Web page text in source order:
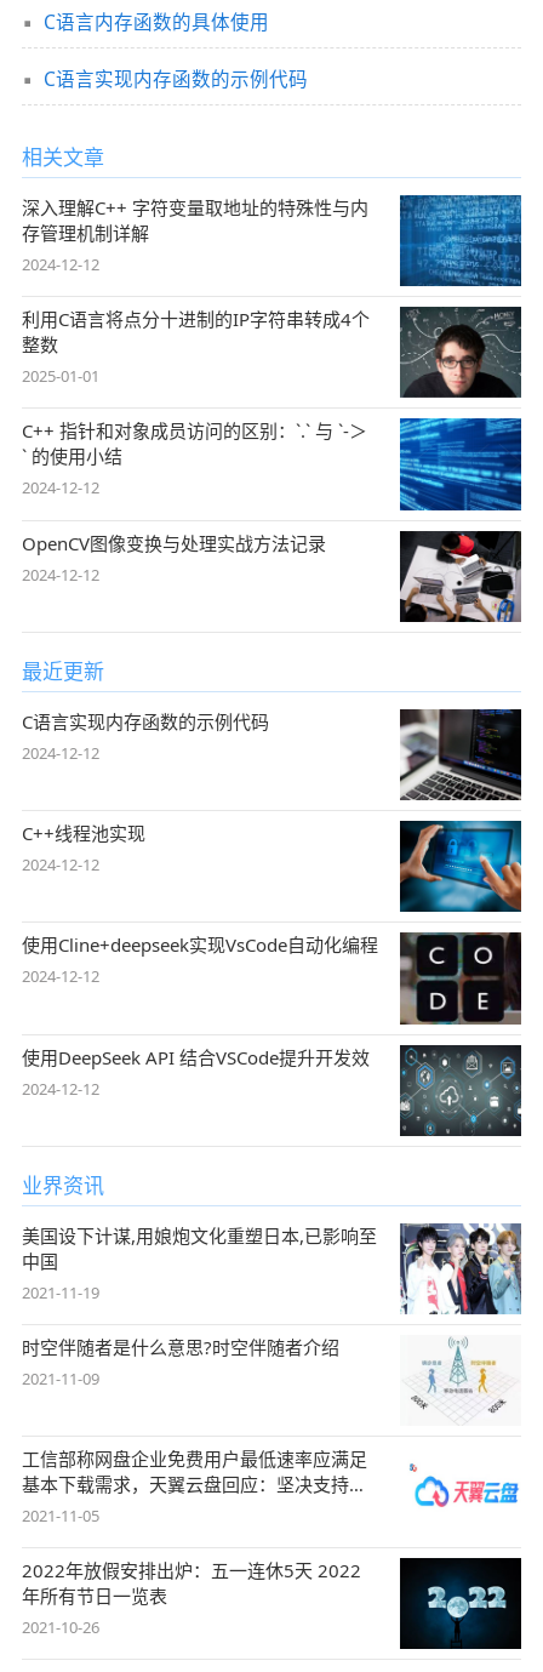
C语言内存函数的具体使用
C语言实现内存函数的示例代码
相关文章
深入理解C++ 字符变量取地址的特殊性与内
存管理机制详解
2024-12-12
利用C语言将点分十进制的IP字符串转成4个
整数
2025-01-01
C++ 指针和对象成员访问的区别：`.` 与 `-＞
` 的使用小结
2024-12-12
OpenCV图像变换与处理实战方法记录
2024-12-12
最近更新
C语言实现内存函数的示例代码
2024-12-12
C++线程池实现
2024-12-12
使用Cline+deepseek实现VsCode自动化编程
2024-12-12
使用DeepSeek API 结合VSCode提升开发效
2024-12-12
业界资讯
美国设下计谋,用娘炮文化重塑日本,已影响至
中国
2021-11-19
时空伴随者是什么意思?时空伴随者介绍
2021-11-09
工信部称网盘企业免费用户最低速率应满足
基本下载需求，天翼云盘回应：坚决支持，
始终
2021-11-05
2022年放假安排出炉：五一连休5天 2022
年所有节日一览表
2021-10-26